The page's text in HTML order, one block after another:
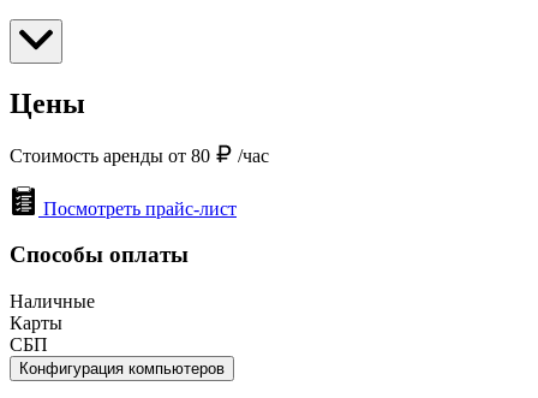
Цены
Стоимость аренды от 80 /час
Посмотреть прайс-лист
Способы оплаты
Наличные
Карты
СБП
Конфигурация компьютеров